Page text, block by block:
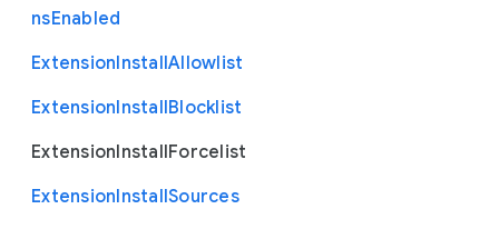
nsEnabled
ExtensionInstallAllowlist
ExtensionInstallBlocklist
ExtensionInstallForcelist
ExtensionInstallSources